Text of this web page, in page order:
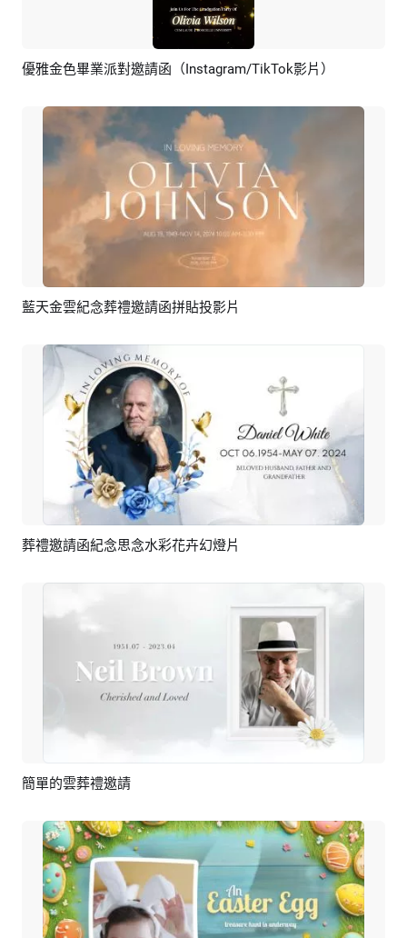
預覽 AI剪同款
優雅金色畢業派對邀請函（Instagram/TikTok影片）
預覽 AI剪同款
藍天金雲紀念葬禮邀請函拼貼投影片
預覽 AI剪同款
葬禮邀請函紀念思念水彩花卉幻燈片
簡單的雲葬禮邀請